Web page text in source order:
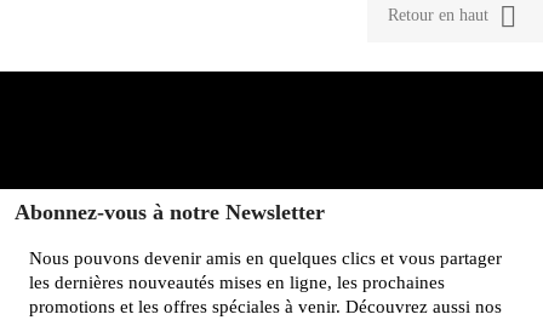
Retour en haut 
Abonnez-vous à notre Newsletter
Nous pouvons devenir amis en quelques clics et vous partager
les dernières nouveautés mises en ligne, les prochaines
promotions et les offres spéciales à venir. Découvrez aussi nos